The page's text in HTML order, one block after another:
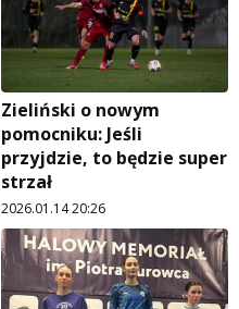
Zieliński o nowym
pomocniku: Jeśli
przyjdzie, to będzie super
strzał
2026.01.14 20:26